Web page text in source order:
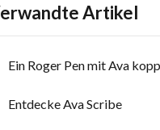
Artikel
Ein Roger Pen mit Ava
Entdecke Ava Scribe